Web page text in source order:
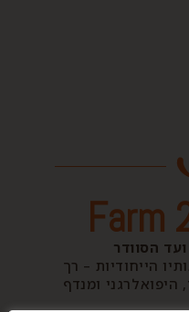
Farm
הסוודר
הייחודיות – רך
ומנדף